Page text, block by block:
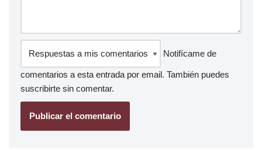
Notifícame de
comentarios a esta entrada por email. También puedes
suscribirte sin comentar.